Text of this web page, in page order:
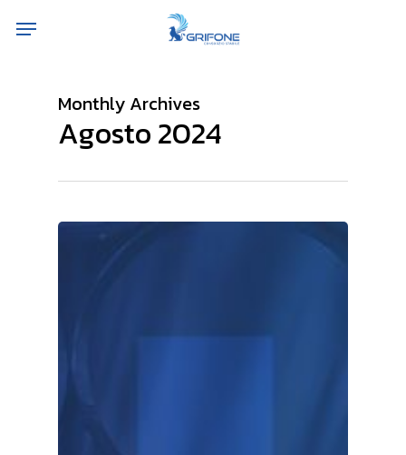
Menu
Monthly Archives
Agosto 2024